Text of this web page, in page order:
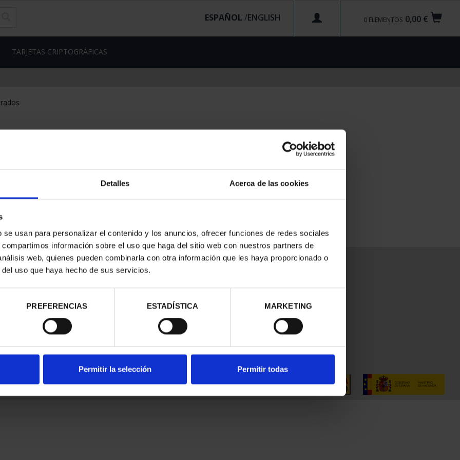
Detalles Acerca de las cookies
usan para personalizar el contenido y los anuncios, ofrecer funciones de redes sociales
información sobre el uso que haga del sitio web con nuestros partners de
web, quienes pueden combinarla con otra información que les haya proporcionado o
uso que haya hecho de sus servicios.
PREFERENCIAS ESTADÍSTICA MARKETING
Permitir la selección Permitir todas
0,00 €
0 ELEMENTOS
ESPAÑOL /
TARJETAS CRIPTOGRÁFICAS
Legales| |Ayuda|